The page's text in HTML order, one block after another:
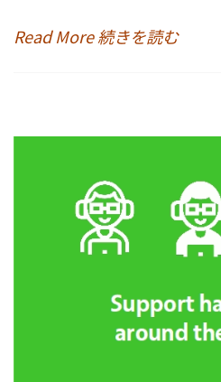
Read More 続きを読む